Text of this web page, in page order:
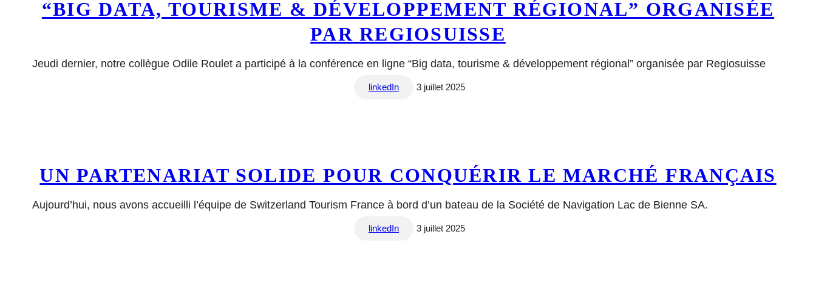
“BIG DATA, TOURISME & DÉVELOPPEMENT RÉGIONAL” ORGANISÉE
PAR REGIOSUISSE
Jeudi dernier, notre collègue Odile Roulet a participé à la conférence en ligne “Big data, tourisme & développement régional” organisée par Regiosuisse
linkedIn 3 juillet 2025
UN PARTENARIAT SOLIDE POUR CONQUÉRIR LE MARCHÉ FRANÇAIS
Aujourd’hui, nous avons accueilli l’équipe de Switzerland Tourism France à bord d’un bateau de la Société de Navigation Lac de Bienne SA.
linkedIn 3 juillet 2025